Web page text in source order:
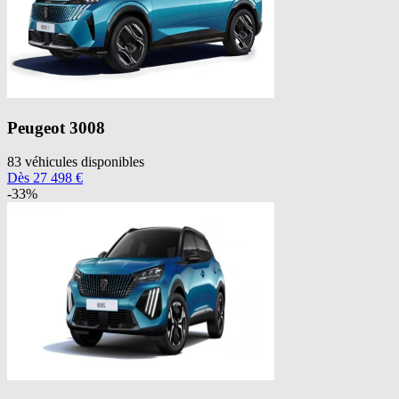
Peugeot 3008
83 véhicules disponibles
Dès 27 498 €
-33%